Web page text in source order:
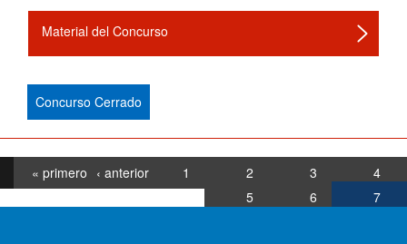
Material del Concurso
Concurso Cerrado
« primero ‹ anterior 1 2 3
4
5
6 7